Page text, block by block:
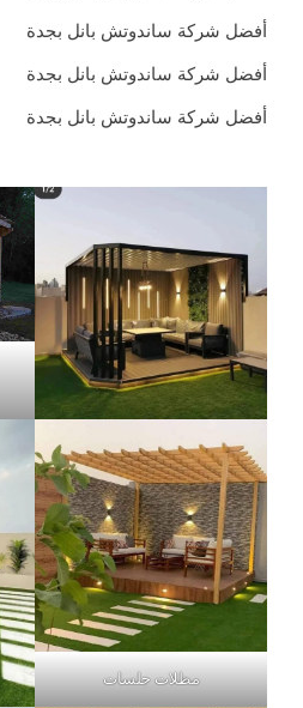
أفضل شركة ساندوتش بانل بجدة
أفضل شركة ساندوتش بانل بجدة
أفضل شركة ساندوتش بانل بجدة
مظلات جلسات